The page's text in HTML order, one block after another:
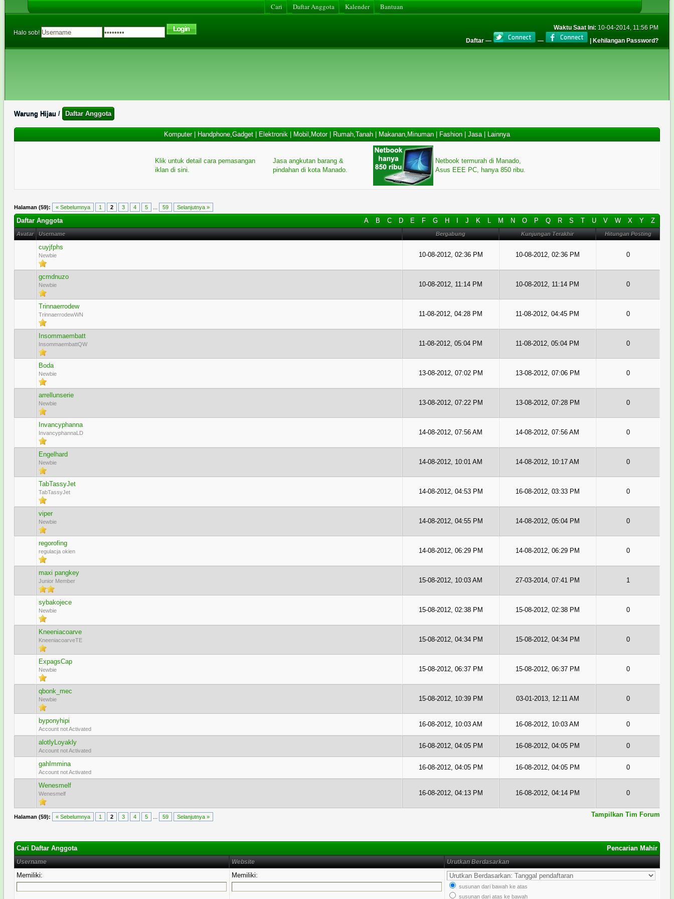
Cari Daftar Anggota Kalender Bantuan
Halo sob!
Waktu Saat Ini: 10-04-2014, 11:56 PM
Daftar — — Kehilangan Password?
Warung Hijau / Daftar Anggota
Komputer| Handphone,Gadget Elektronik Mobil,Motor| Rumah,Tanah Makanan,Minuman Fashion |Jasa| Lainnya
Klik untuk detail cara pemasangan
iklan di sini.
Jasa angkutan barang &
pindahan di kota Manado.
Netbook termurah di Manado,
Asus EEE PC, hanya 850 ribu.
Halaman (59): « Sebelumnya 1 2 3 4 5 59 Selanjutnya »
A B C D E F G H I J K L M N O P Q R S T U V W X Y Z
Daftar Anggota
Avatar Username Bergabung Kunjungan Terakhir Hitungan Posting
cuyjfphs
Newbie 10-08-2012, 02:36 PM 10-08-2012, 02:36 PM 0
gcmdnuzo
Newbie 10-08-2012, 11:14 PM 10-08-2012, 11:14 PM 0
Trinnaerrodew
TrinnaerrodewWN 11-08-2012, 04:28 PM 11-08-2012, 04:45 PM 0
Insommaembatt
InsommaembattQW 11-08-2012, 05:04 PM 11-08-2012, 05:04 PM 0
Boda
Newbie 13-08-2012, 07:02 PM 13-08-2012, 07:06 PM 0
arrellunserie
Newbie 13-08-2012, 07:22 PM 13-08-2012, 07:28 PM 0
Invancyphanna
InvancyphannaLD 14-08-2012, 07:56 AM 14-08-2012, 07:56 AM 0
Engelhard
Newbie 14-08-2012, 10:01 AM 14-08-2012, 10:17 AM 0
TabTassyJet
TabTassyJet 14-08-2012, 04:53 PM 16-08-2012, 03:33 PM 0
viper
Newbie 14-08-2012, 04:55 PM 14-08-2012, 05:04 PM 0
regorofing
regulacja okien 14-08-2012, 06:29 PM 14-08-2012, 06:29 PM 0
maxi pangkey
Junior Member 15-08-2012, 10:03 AM 27-03-2014, 07:41 PM 1
sybakojece
Newbie 15-08-2012, 02:38 PM 15-08-2012, 02:38 PM 0
Kneeniacoarve
KneeniacoarveTE 15-08-2012, 04:34 PM 15-08-2012, 04:34 PM 0
ExpagsCap
Newbie 15-08-2012, 06:37 PM 15-08-2012, 06:37 PM 0
qbonk_mec
Newbie 15-08-2012, 10:39 PM 03-01-2013, 12:11 AM 0
byponyhipi
Account not Activated
16-08-2012, 10:03 AM 16-08-2012, 10:03 AM 0
alotlyLoyakly
Account not Activated
16-08-2012, 04:05 PM 16-08-2012, 04:05 PM 0
gahImmina
Account not Activated
16-08-2012, 04:05 PM 16-08-2012, 04:05 PM 0
Wenesmelf
Wenesmelf 16-08-2012, 04:13 PM 16-08-2012, 04:14 PM 0
Tampilkan Tim Forum
Halaman (59): « Sebelumnya 1 2 3 4 5 59 Selanjutnya »
Pencarian Mahir
Cari Daftar Anggota
Username Website Urutkan Berdasarkan
Memiliki: Memiliki:
susunan dari bawah ke atas
susunan dari atas ke bawah